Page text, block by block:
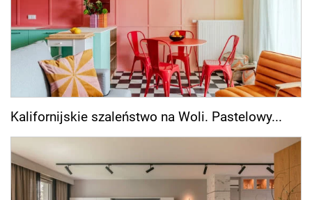
Kalifornijskie szaleństwo na Woli. Pastelowy...